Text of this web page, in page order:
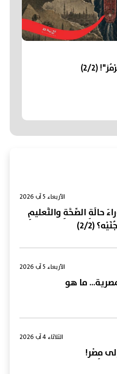
(2/2)
الأربعاء 5 آب 2026
حالَةِ الصِّحَّةِ والتَّعليمِ
(2/2)
الأربعاء 5 آب 2026
ما هو
الثلاثاء 4 آب 2026
مِصْر!